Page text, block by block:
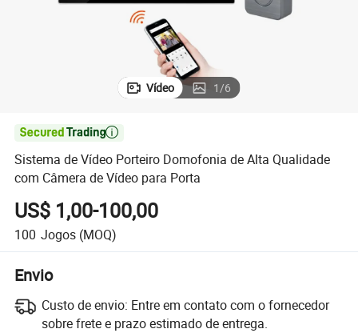
Vídeo 1/6

Sistema de Vídeo Porteiro Domofonia de Alta Qualidade
com Câmera de Vídeo para Porta
US$ 1,00-100,00
100 Jogos (MOQ)
Envio
Custo de envio: Entre em contato com o fornecedor
sobre frete e prazo estimado de entrega.